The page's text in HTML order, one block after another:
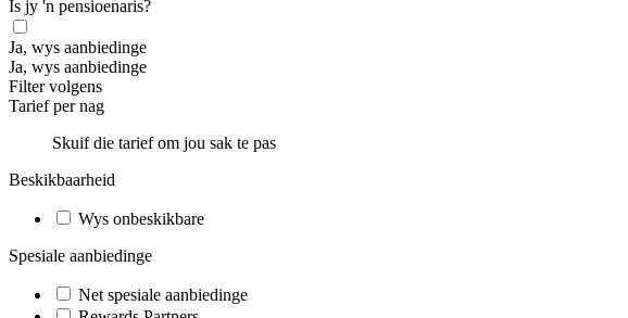
Is jy 'n pensioenaris?
Ja, wys aanbiedinge
Ja, wys aanbiedinge
Filter volgens
Tarief per nag
Skuif die tarief om jou sak te pas
Beskikbaarheid
Wys onbeskikbare
Spesiale aanbiedinge
Net spesiale aanbiedinge